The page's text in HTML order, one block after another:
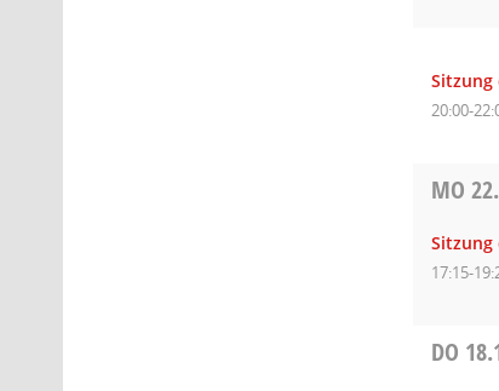
Sitzung
20:00-
MO
Sitzung
17:15-
DO